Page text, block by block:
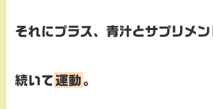
それにプラス、青汁とサプリメン
続いて 運動 。